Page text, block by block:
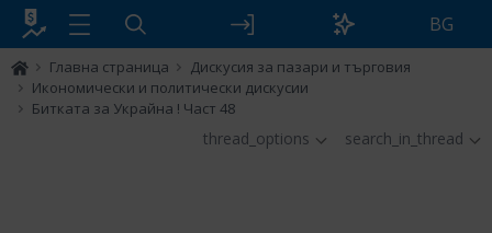
BG
Главна страница
Дискусия за пазари и търговия
Икономически и политически дискусии
Битката за Украйна ! Част 48
thread_options search_in_thread